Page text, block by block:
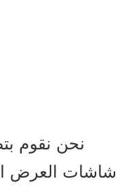
نحن نقوم
شاشات العرض